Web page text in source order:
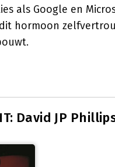
als Google en
hormoon
David JP